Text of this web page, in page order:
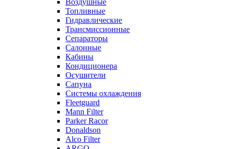
Воздушные
Топливные
Гидравлические
Трансмиссионные
Сепараторы
Салонные
Кабины
Кондиционера
Осушители
Сапуна
Системы охлаждения
Fleetguard
Mann Filter
Parker Racor
Donaldson
Alco Filter